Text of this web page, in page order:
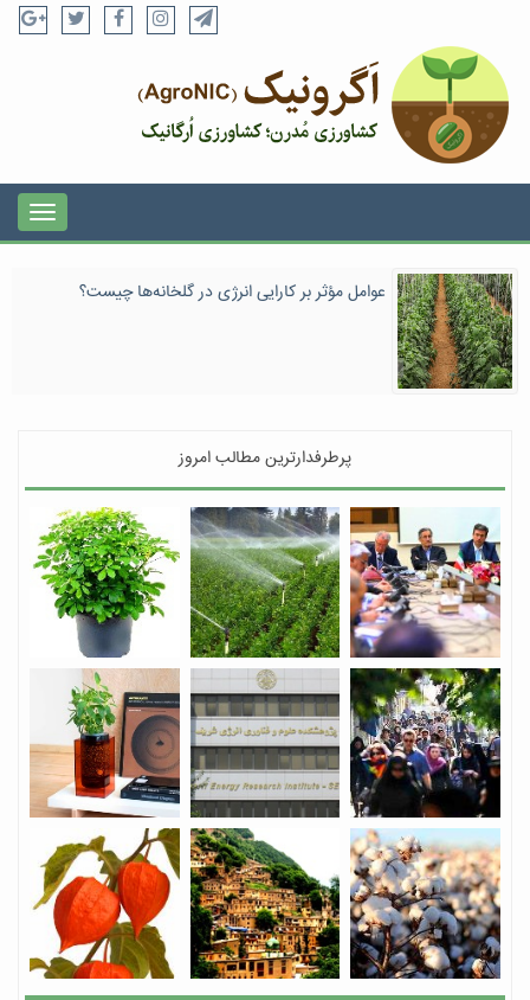
عوامل مؤثر بر کارایی انرژی در گلخانه‌ها چیست؟
پرطرفدارترین مطالب امروز